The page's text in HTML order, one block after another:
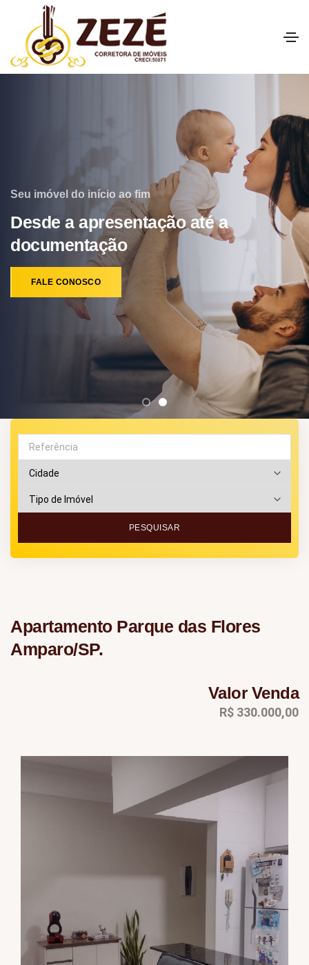
Seu imóvel do início ao fim
Desde a apresentação até a
documentação
FALE CONOSCO
PESQUISAR
Apartamento Parque das Flores
Amparo/SP.
Valor Venda
R$ 330.000,00